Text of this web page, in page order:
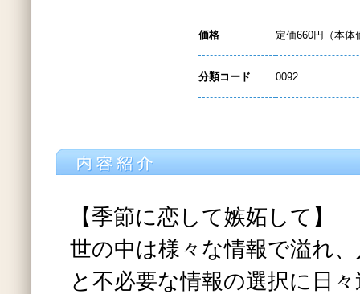
価格 定価660円（本体
分類コード 0092
【季節に恋して嫉妬して】
世の中は様々な情報で溢れ
と不必要な情報の選択に日